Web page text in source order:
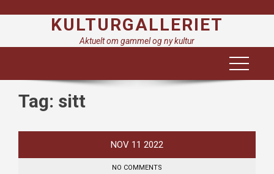
KULTURGALLERIET
Aktuelt om gammel og ny kultur
Tag: sitt
NOV 11 2022
NO COMMENTS